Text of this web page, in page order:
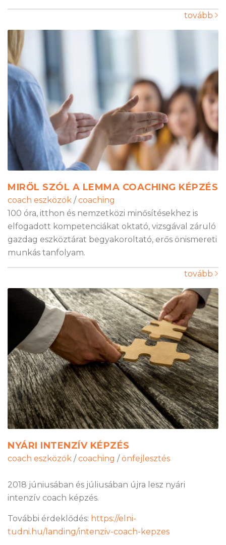
tovább
MIRŐL SZÓL A LEMMA COACHING KÉPZÉS
coach eszközök / coaching
100 óra, itthon és nemzetközi minősítésekhez is
elfogadott kompetenciákat oktató, vizsgával záruló
gazdag eszköztárat begyakoroltató, erős önismereti
munkás tanfolyam.
tovább
NYÁRI INTENZÍV KÉPZÉS
coach eszközök / coaching / önfejlesztés
2018 júniusában és júliusában újra lesz nyári
intenzív coach képzés.
További érdeklődés: https://elni-
tudni.hu/landing/intenziv-coach-kepzes